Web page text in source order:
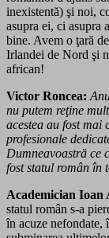
inexistentă) şi noi,
asupra ei, ci asupra
bine. Avem o ţară
Irlandei de Nord şi
african!
Victor Roncea:
nu putem reţine
acestea au fost
profesionale
Dumneavoastră ce
fost statul român în
Academician Ioan
statul român s-a
în acuze nefondate,